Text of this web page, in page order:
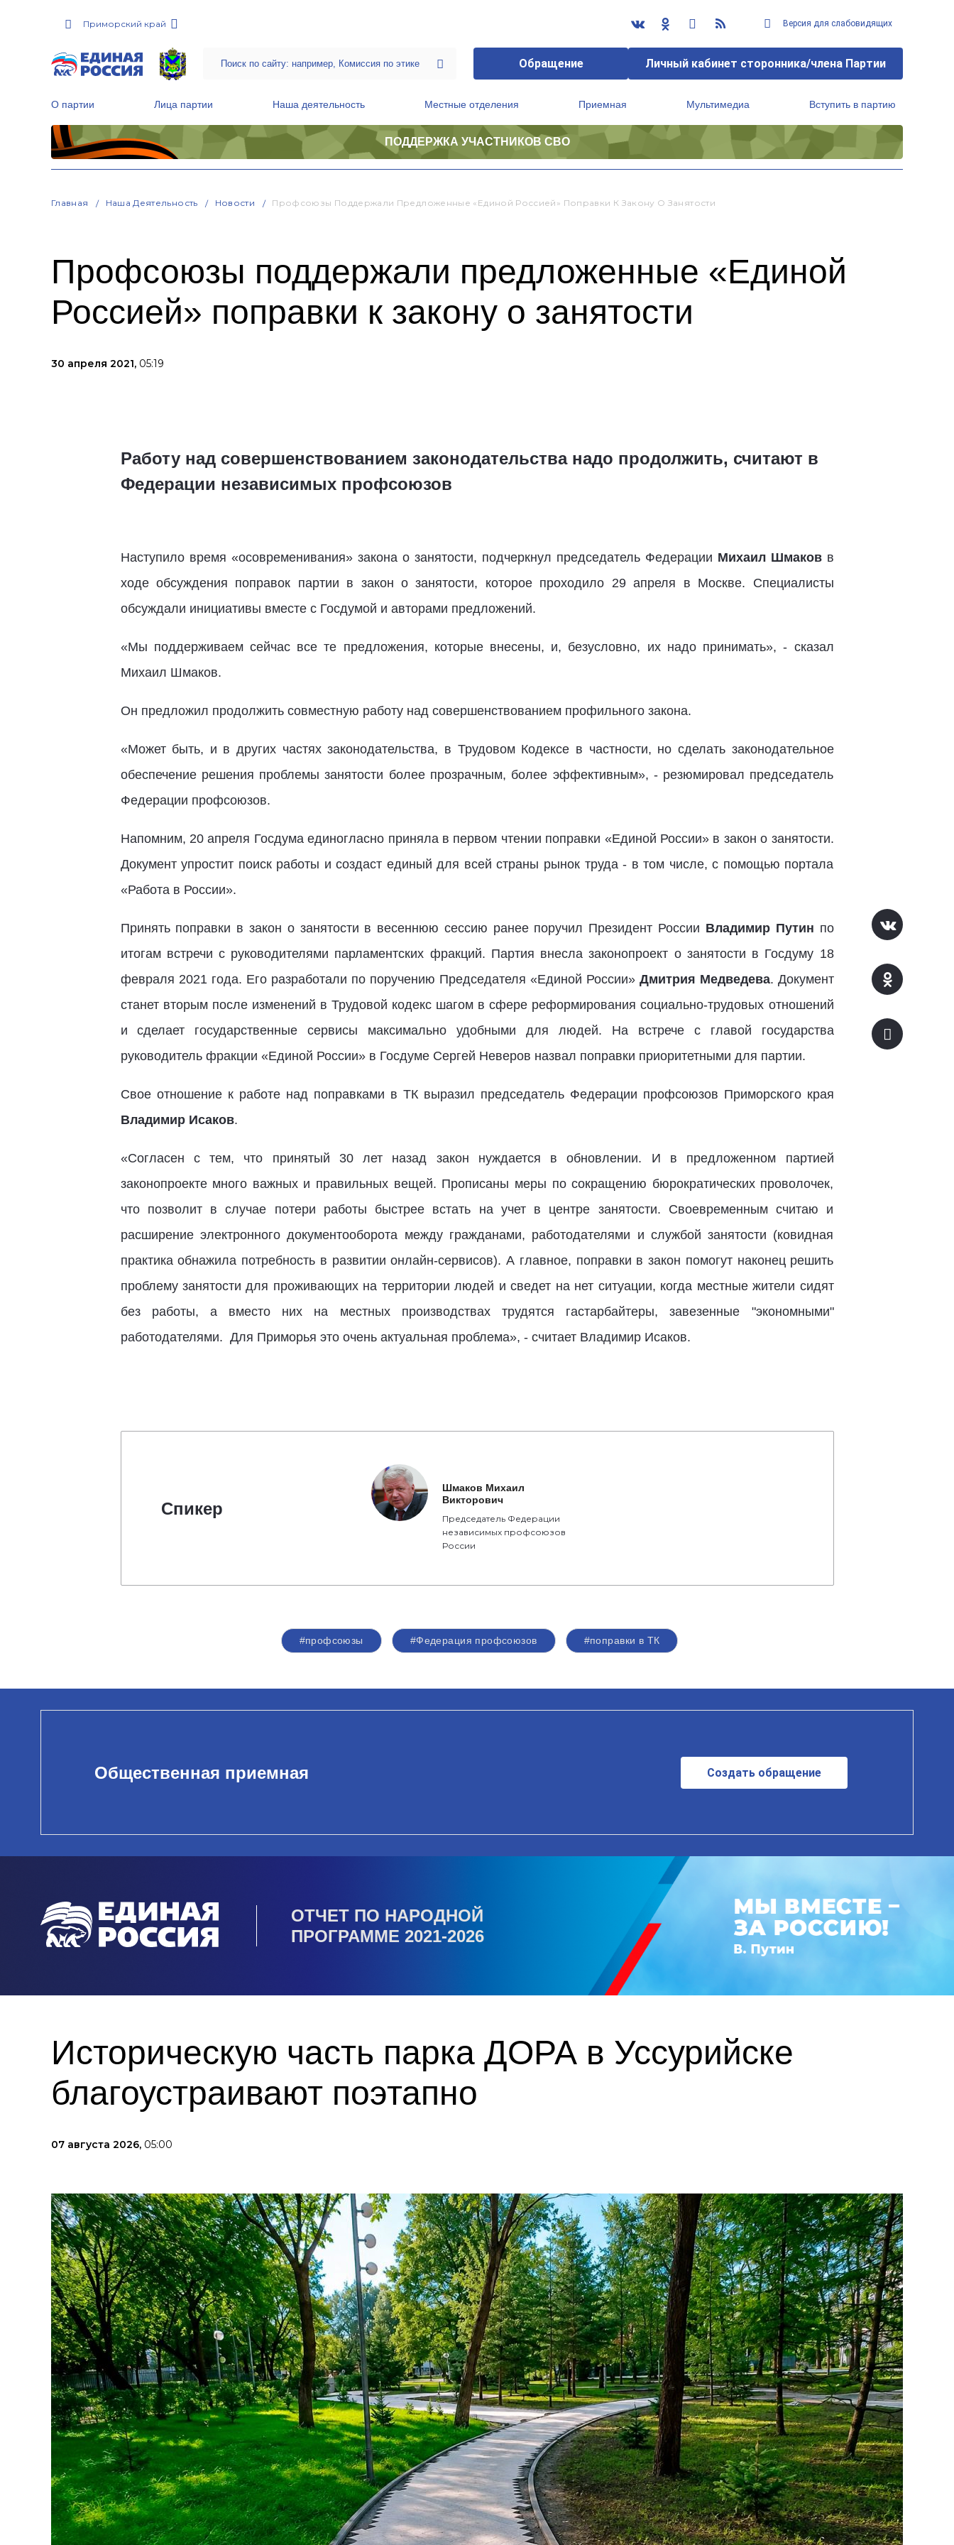
Приморский край Версия для слабовидящих
Обращение Личный кабинет сторонника/члена Партии
О партии Лица партии Наша деятельность Местные отделения Приемная Мультимедиа Вступить в партию
ПОДДЕРЖКА УЧАСТНИКОВ СВО
Главная Наша Деятельность Новости Профсоюзы Поддержали Предложенные «Единой Россией» Поправки К Закону О Занятости
Профсоюзы поддержали предложенные «Единой
Россией» поправки к закону о занятости
30 апреля 2021, 05:19
Работу над совершенствованием законодательства надо продолжить, считают в
Федерации независимых профсоюзов
Наступило время «осовременивания» закона о занятости, подчеркнул председатель Федерации Михаил Шмаковв
ходе обсуждения поправок партии в закон о занятости, которое проходило 29 апреля в Москве. Специалисты
обсуждали инициативы вместе с Госдумой и авторами предложений.
«Мы поддерживаем сейчас все те предложения, которые внесены, и, безусловно, их надо принимать», - сказал
Михаил Шмаков.
Он предложил продолжить совместную работу над совершенствованием профильного закона.
«Может быть, и в других частях законодательства, в Трудовом Кодексе в частности, но сделать законодательное
обеспечение решения проблемы занятости более прозрачным, более эффективным», - резюмировал председатель
Федерации профсоюзов.
Напомним, 20 апреля Госдума единогласно приняла в первом чтении поправки «Единой России» в закон о занятости.
Документ упростит поиск работы и создаст единый для всей страны рынок труда - в том числе, с помощью портала
«Работа в России».
Принять поправки в закон о занятости в весеннюю сессию ранее поручил Президент России Владимир Путин по
итогам встречи с руководителями парламентских фракций. Партия внесла законопроект о занятости в Госдуму 18
февраля 2021 года. Его разработали по поручению Председателя «Единой России» Дмитрия Медведева. Документ
станет вторым после изменений в Трудовой кодекс шагом в сфере реформирования социально-трудовых отношений
и сделает государственные сервисы максимально удобными для людей. На встрече с главой государства
руководитель фракции «Единой России» в Госдуме Сергей Неверов назвал поправки приоритетными для партии.
Свое отношение к работе над поправками в ТК выразил председатель Федерации профсоюзов Приморского края
Владимир Исаков.
«Согласен с тем, что принятый 30 лет назад закон нуждается в обновлении. И в предложенном партией
законопроекте много важных и правильных вещей. Прописаны меры по сокращению бюрократических проволочек,
что позволит в случае потери работы быстрее встать на учет в центре занятости. Своевременным считаю и
расширение электронного документооборота между гражданами, работодателями и службой занятости (ковидная
практика обнажила потребность в развитии онлайн-сервисов). А главное, поправки в закон помогут наконец решить
проблему занятости для проживающих на территории людей и сведет на нет ситуации, когда местные жители сидят
без работы, а вместо них на местных производствах трудятся гастарбайтеры, завезенные "экономными"
работодателями. Для Приморья это очень актуальная проблема», - считает Владимир Исаков.
Спикер
Шмаков Михаил
Викторович
Председатель Федерации
независимых профсоюзов
России
#профсоюзы #Федерация профсоюзов #поправки в ТК
Общественная приемная Создать обращение
ОТЧЕТ ПО НАРОДНОЙ
ПРОГРАММЕ 2021-2026
Историческую часть парка ДОРА в Уссурийске
благоустраивают поэтапно
07 августа 2026, 05:00